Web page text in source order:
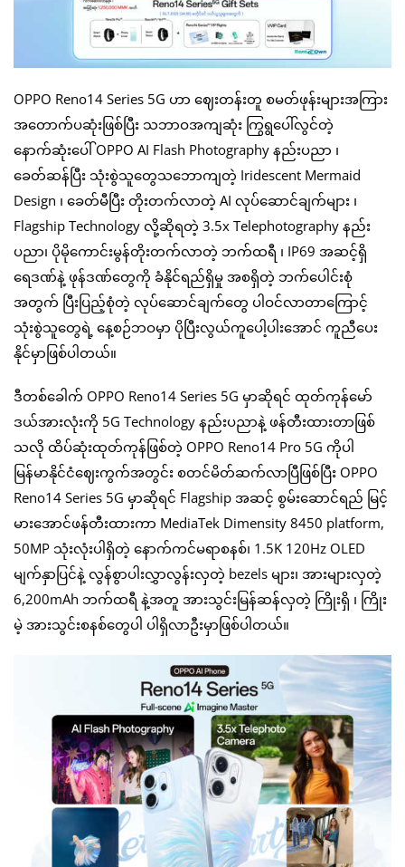
OPPO Reno14 Series 5G ဟာ ဈေးတန်းတူ စမတ်ဖုန်းများအကြား
အတောက်ပဆုံးဖြစ်ပြီး သဘာဝအကျဆုံး ကြွရွပေါ်လွင်တဲ့
နောက်ဆုံးပေါ် OPPO AI Flash Photography နည်းပညာ ၊
ခေတ်ဆန်ပြီး သုံးစွဲသူတွေသဘောကျတဲ့ Iridescent Mermaid
Design ၊ ခေတ်မီပြီး တိုးတက်လာတဲ့ AI လုပ်ဆောင်ချက်များ ၊
Flagship Technology လို့ဆိုရတဲ့ 3.5x Telephotography နည်း
ပညာ၊ ပိုမိုကောင်းမွန်တိုးတက်လာတဲ့ ဘက်ထရီ ၊ IP69 အဆင့်ရှိ
ရေဒဏ်နဲ့ ဖုန်ဒဏ်တွေကို ခံနိုင်ရည်ရှိမှု အစရှိတဲ့ ဘက်ပေါင်းစုံ
အတွက် ပြီးပြည့်စုံတဲ့ လုပ်ဆောင်ချက်တွေ ပါဝင်လာတာကြောင့်
သုံးစွဲသူတွေရဲ့ နေ့စဉ်ဘဝမှာ ပိုပြီးလွယ်ကူပေါ့ပါးအောင် ကူညီပေး
နိုင်မှာဖြစ်ပါတယ်။
ဒီတစ်ခေါက် OPPO Reno14 Series 5G မှာဆိုရင် ထုတ်ကုန်မော်
ဒယ်အားလုံးကို 5G Technology နည်းပညာနဲ့ ဖန်တီးထားတာဖြစ်
သလို ထိပ်ဆုံးထုတ်ကုန်ဖြစ်တဲ့ OPPO Reno14 Pro 5G ကိုပါ
မြန်မာနိုင်ငံဈေးကွက်အတွင်း စတင်မိတ်ဆက်လာပြီဖြစ်ပြီး OPPO
Reno14 Series 5G မှာဆိုရင် Flagship အဆင့် စွမ်းဆောင်ရည် မြင့်
မားအောင်ဖန်တီးထားကာ MediaTek Dimensity 8450 platform,
50MP သုံးလုံးပါရှိတဲ့ နောက်ကင်မရာစနစ်၊ 1.5K 120Hz OLED
မျက်နှာပြင်နဲ့ လွန်စွာပါးလွှာလွန်းလှတဲ့ bezels များ၊ အားများလှတဲ့
6,200mAh ဘက်ထရီ နဲ့အတူ အားသွင်းမြန်ဆန်လှတဲ့ ကြိုးရှိ ၊ ကြိုး
မဲ့ အားသွင်းစနစ်တွေပါ ပါရှိလာဦးမှာဖြစ်ပါတယ်။